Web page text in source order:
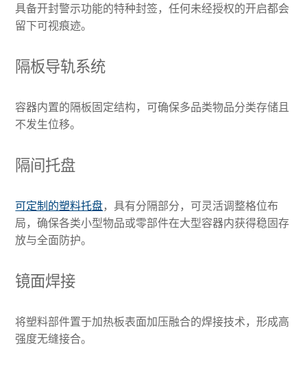
具备开封警示功能的特种封签，任何未经授权的开启都会
留下可视痕迹。
隔板导轨系统
容器内置的隔板固定结构，可确保多品类物品分类存储且
不发生位移。
隔间托盘
可定制的塑料托盘，具有分隔部分，可灵活调整格位布
局，确保各类小型物品或零部件在大型容器内获得稳固存
放与全面防护。
镜面焊接
将塑料部件置于加热板表面加压融合的焊接技术，形成高
强度无缝接合。